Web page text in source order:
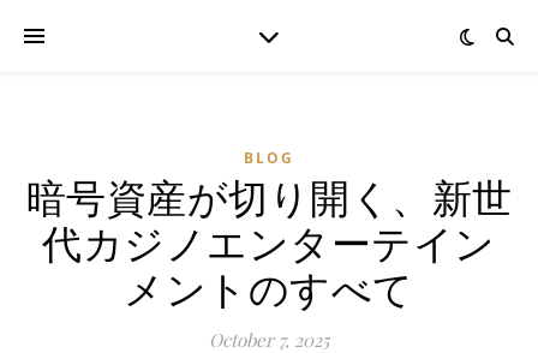
BLOG
暗号資産が切り開く、新世
代カジノエンターテイン
メントのすべて
October 7, 2025